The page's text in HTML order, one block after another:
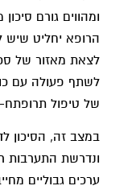
ומהווים גורם
הרופא יחליט שיש
לצאת מאזור של
לשתף פעולה עם
של טיפול
במצב זה, הסיכון
ונדרשת התערבות
ערכים גבוליים